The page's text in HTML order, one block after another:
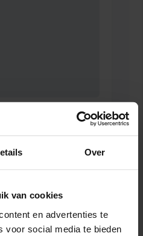
Over
van cookies
en advertenties te
voor social media te bieden
en veiligheid